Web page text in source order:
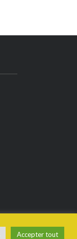
Accepter tout